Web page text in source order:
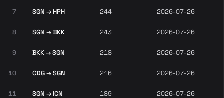
7 SGN → HPH 244 2026-07-26
8 SGN → BKK 243 2026-07-26
9 BKK → SGN 218 2026-07-26
10 CDG → SGN 216 2026-07-26
11 SGN → ICN 189 2026-07-26